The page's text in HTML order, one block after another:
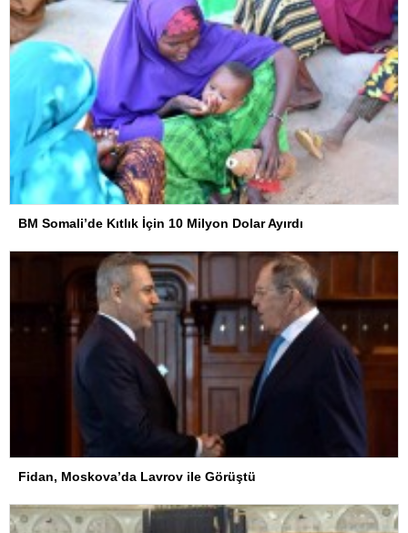
BM Somali’de Kıtlık İçin 10 Milyon Dolar Ayırdı
Fidan, Moskova’da Lavrov ile Görüştü